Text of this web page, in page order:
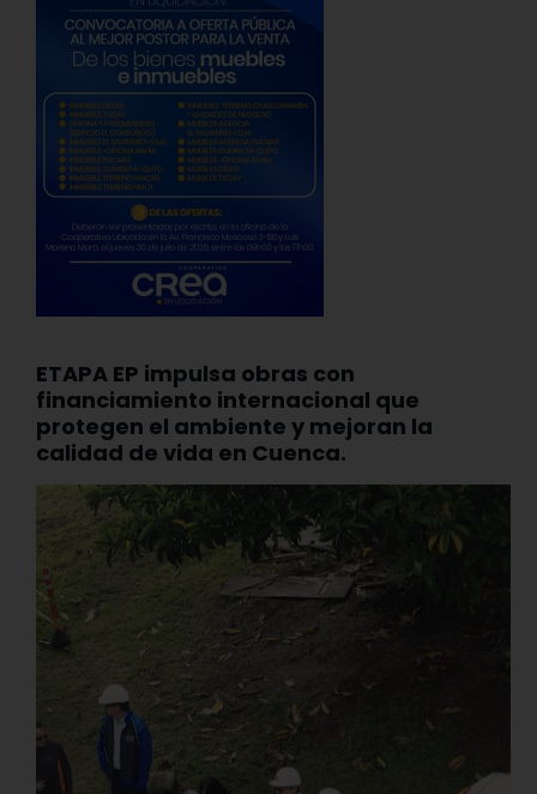
ETAPA EP impulsa obras con
financiamiento internacional que
protegen el ambiente y mejoran la
calidad de vida en Cuenca.